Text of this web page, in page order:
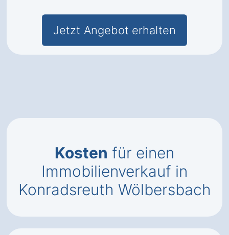
Jetzt Angebot erhalten
Kosten für einen
Immobilienverkauf in
Konradsreuth Wölbersbach